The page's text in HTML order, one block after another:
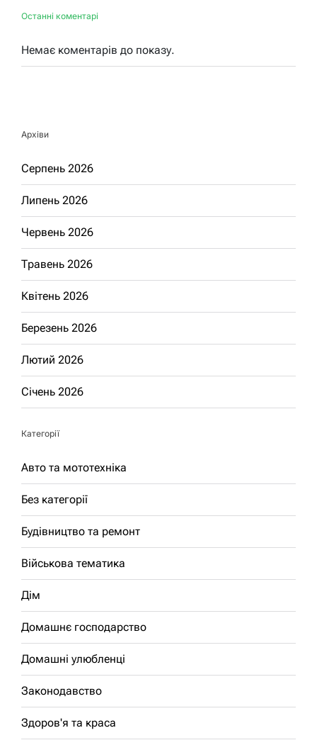
Останні коментарі
Немає коментарів до показу.
Архіви
Серпень 2026
Липень 2026
Червень 2026
Травень 2026
Квітень 2026
Березень 2026
Лютий 2026
Січень 2026
Категорії
Авто та мототехніка
Без категорії
Будівництво та ремонт
Військова тематика
Дім
Домашнє господарство
Домашні улюбленці
Законодавство
Здоров'я та краса